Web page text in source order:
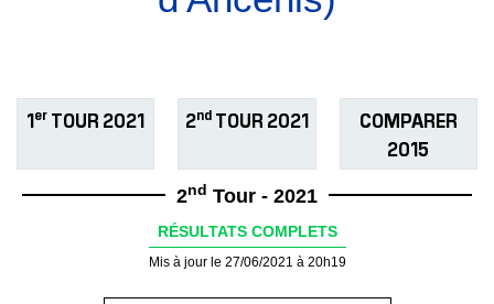
1er TOUR 2021 2ndTOUR 2021
COMPARER
2015
2nd Tour - 2021
RÉSULTATS COMPLETS
Mis à jour le 27/06/2021 à 20h19